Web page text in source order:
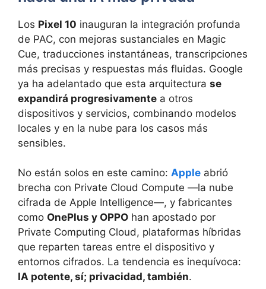
Los Pixel 10 inauguran la integración profunda
de PAC, con mejoras sustanciales en Magic
Cue, traducciones instantáneas, transcripciones
más precisas y respuestas más fluidas. Google
ya ha adelantado que esta arquitectura se
expandirá progresivamente a otros
dispositivos y servicios, combinando modelos
locales y en la nube para los casos más
sensibles.
No están solos en este camino: Apple abrió
brecha con Private Cloud Compute —la nube
cifrada de Apple Intelligence—, y fabricantes
como OnePlus y OPPO han apostado por
Private Computing Cloud, plataformas híbridas
que reparten tareas entre el dispositivo y
entornos cifrados. La tendencia es inequívoca:
IA potente, sí; privacidad, también.